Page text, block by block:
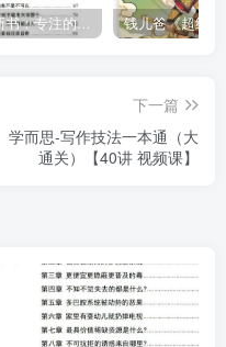
李笑来新书：专注的真相 [PDF]
下一篇
学而思-写作技法一本通（大
通关）【40讲 视频课】